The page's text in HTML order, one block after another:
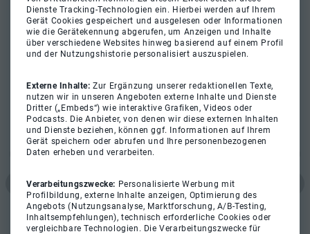
Dienste Tracking-Technologien ein. Hierbei werden auf Ihrem
Gerät Cookies gespeichert und ausgelesen oder Informationen
wie die Gerätekennung abgerufen, um Anzeigen und Inhalte
über verschiedene Websites hinweg basierend auf einem Profil
und der Nutzungshistorie personalisiert auszuspielen.
Externe Inhalte:Zur Ergänzung unserer redaktionellen Texte,
nutzen wir in unseren Angeboten externe Inhalte und Dienste
Dritter („Embeds“) wie interaktive Grafiken, Videos oder
Podcasts. Die Anbieter, von denen wir diese externen Inhalten
und Dienste beziehen, können ggf. Informationen auf Ihrem
Gerät speichern oder abrufen und Ihre personenbezogenen
Daten erheben und verarbeiten.
Verarbeitungszwecke: Personalisierte Werbung mit
Profilbildung, externe Inhalte anzeigen, Optimierung des
Angebots (Nutzungsanalyse, Marktforschung, A/B-Testing,
Inhaltsempfehlungen), technisch erforderliche Cookies oder
vergleichbare Technologien. Die Verarbeitungszwecke für